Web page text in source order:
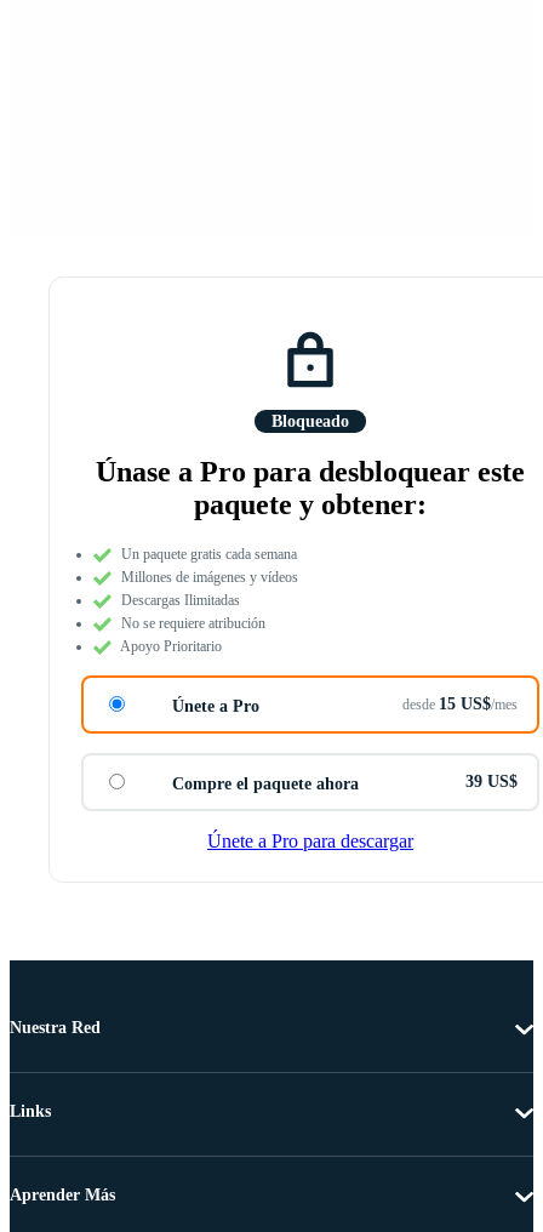
Bloqueado
Únase a Pro para desbloquear este
paquete y obtener:
Un paquete gratis cada semana
Millones de imágenes y vídeos
Descargas Ilimitadas
No se requiere atribución
Apoyo Prioritario
Únete a Pro desde 15 US$/mes
Compre el paquete ahora 39 US$
Únete a Pro para descargar
Nuestra Red
Links
Aprender Más